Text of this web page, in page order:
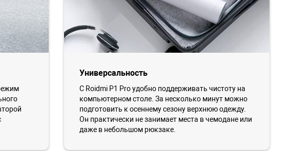
Универсальность
С Roidmi P1 Pro удобно поддерживать чистоту на
компьютерном столе. За несколько минут можно
подготовить к осеннему сезону верхнюю одежду.
Он практически не занимает места в чемодане или
даже в небольшом рюкзаке.